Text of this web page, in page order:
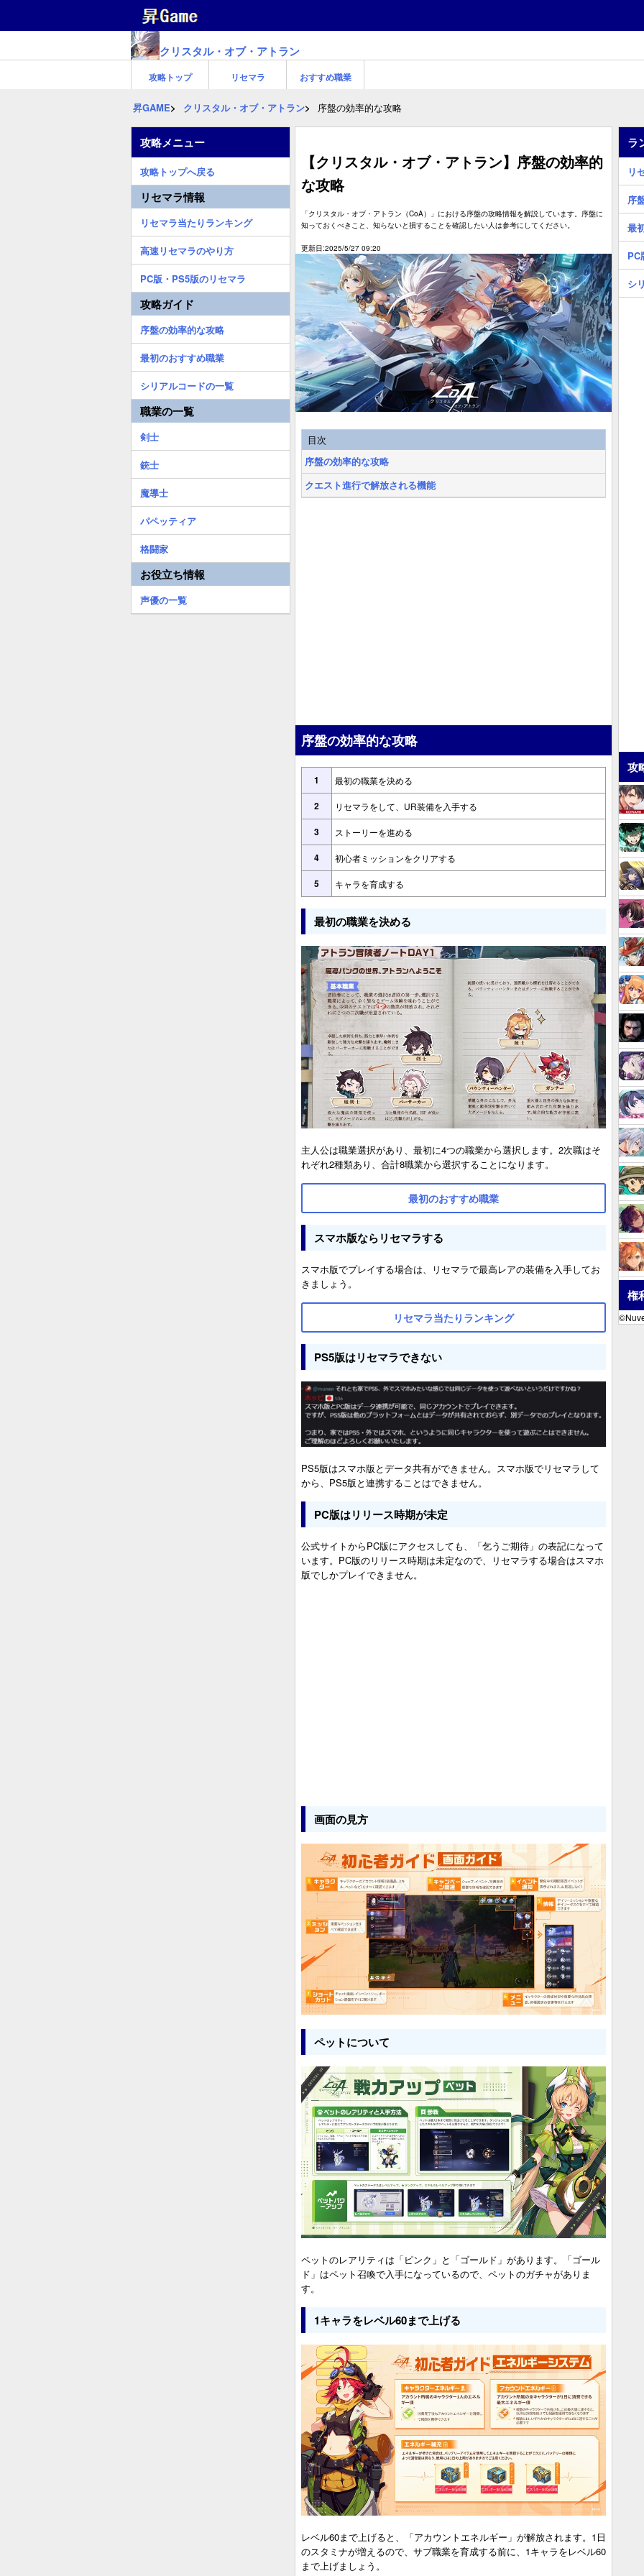
クリスタル・オブ・アトラン
攻略トップ リセマラ おすすめ職業
昇GAME クリスタル・オブ・アトラン 序盤の効率的な攻略
【クリスタル・オブ・アトラン】序盤の効率的
な攻略
「クリスタル・オブ・アトラン（CoA）」における序盤の攻略情報を解説しています。序盤に
知っておくべきこと、知らないと損することを確認したい人は参考にしてください。
更新日:2025/5/27 09:20
目次
序盤の効率的な攻略
クエスト進行で解放される機能
序盤の効率的な攻略
1 最初の職業を決める
2 リセマラをして、UR装備を入手する
3 ストーリーを進める
4 初心者ミッションをクリアする
5 キャラを育成する
最初の職業を決める
主人公は職業選択があり、最初に4つの職業から選択します。2次職はそ
れぞれ2種類あり、合計8職業から選択することになります。
最初のおすすめ職業
スマホ版ならリセマラする
スマホ版でプレイする場合は、リセマラで最高レアの装備を入手してお
きましょう。
リセマラ当たりランキング
PS5版はリセマラできない
PS5版はスマホ版とデータ共有ができません。スマホ版でリセマラして
から、PS5版と連携することはできません。
PC版はリリース時期が未定
公式サイトからPC版にアクセスしても、「乞うご期待」の表記になって
います。PC版のリリース時期は未定なので、リセマラする場合はスマホ
版でしかプレイできません。
画面の見方
ペットについて
ペットのレアリティは「ピンク」と「ゴールド」があります。「ゴール
ド」はペット召喚で入手になっているので、ペットのガチャがありま
す。
1キャラをレベル60まで上げる
レベル60まで上げると、「アカウントエネルギー」が解放されます。1日
のスタミナが増えるので、サブ職業を育成する前に、1キャラをレベル60
まで上げましょう。
攻略メニュー
攻略トップへ戻る
リセマラ情報
リセマラ当たりランキング
高速リセマラのやり方
PC版・PS5版のリセマラ
攻略ガイド
序盤の効率的な攻略
最初のおすすめ職業
シリアルコードの一覧
職業の一覧
剣士
銃士
魔導士
パペッティア
格闘家
お役立ち情報
声優の一覧
ラ
リ
序
最
PC
シ
攻
権